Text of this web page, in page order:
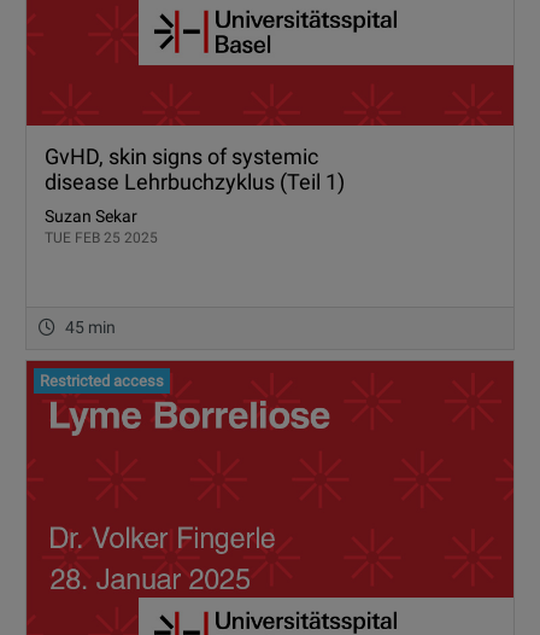
GvHD, skin signs of systemic
disease Lehrbuchzyklus (Teil 1)
Suzan Sekar
TUE FEB 25 2025
45 min
Restricted access